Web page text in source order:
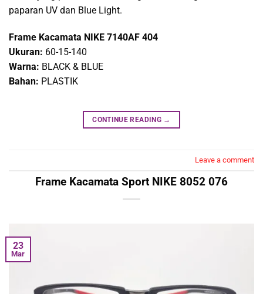
paparan UV dan Blue Light.
Frame Kacamata NIKE 7140AF 404
Ukuran: 60-15-140
Warna: BLACK & BLUE
Bahan: PLASTIK
CONTINUE READING →
Leave a comment
Frame Kacamata Sport NIKE 8052 076
23
Mar